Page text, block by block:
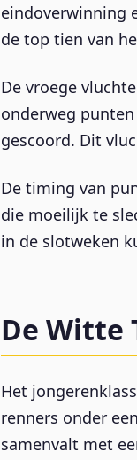
eindoverwinning
de top tien van
De vroege
onderweg
gescoord. Dit
De timing van
die moeilijk te
in de slotweken
De Witte
Het
renners onder
samenvalt met